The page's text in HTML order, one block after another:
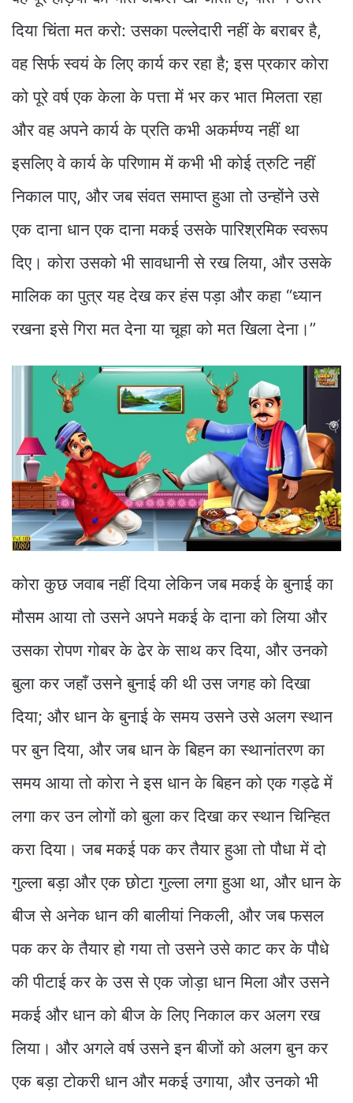
दिया चिंता मत करो: उसका पल्लेदारी नहीं के बराबर है,
वह सिर्फ स्वयं के लिए कार्य कर रहा है; इस प्रकार कोरा
को पूरे वर्ष एक केला के पत्ता में भर कर भात मिलता रहा
और वह अपने कार्य के प्रति कभी अकर्मण्य नहीं था
इसलिए वे कार्य के परिणाम में कभी भी कोई त्रुटि नहीं
निकाल पाए, और जब संवत समाप्त हुआ तो उन्होंने उसे
एक दाना धान एक दाना मकई उसके पारिश्रमिक स्वरूप
दिए। कोरा उसको भी सावधानी से रख लिया, और उसके
मालिक का पुत्र यह देख कर हंस पड़ा और कहा “ध्यान
रखना इसे गिरा मत देना या चूहा को मत खिला देना।”
कोरा कुछ जवाब नहीं दिया लेकिन जब मकई के बुनाई का
मौसम आया तो उसने अपने मकई के दाना को लिया और
उसका रोपण गोबर के ढेर के साथ कर दिया, और उनको
बुला कर जहाँ उसने बुनाई की थी उस जगह को दिखा
दिया; और धान के बुनाई के समय उसने उसे अलग स्थान
पर बुन दिया, और जब धान के बिहन का स्थानांतरण का
समय आया तो कोरा ने इस धान के बिहन को एक गड्ढे में
लगा कर उन लोगों को बुला कर दिखा कर स्थान चिन्हित
करा दिया। जब मकई पक कर तैयार हुआ तो पौधा में दो
गुल्ला बड़ा और एक छोटा गुल्ला लगा हुआ था, और धान के
बीज से अनेक धान की बालीयां निकली, और जब फसल
पक कर के तैयार हो गया तो उसने उसे काट कर के पौधे
की पीटाई कर के उस से एक जोड़ा धान मिला और उसने
मकई और धान को बीज के लिए निकाल कर अलग रख
लिया। और अगले वर्ष उसने इन बीजों को अलग बुन कर
एक बड़ा टोकरी धान और मकई उगाया, और उनको भी